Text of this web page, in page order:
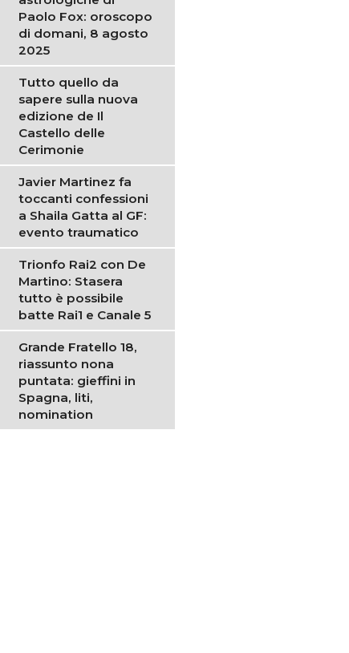
Paolo Fox: oroscopo
di domani, 8 agosto
2025
Tutto quello da
sapere sulla nuova
edizione de Il
Castello delle
Cerimonie
Javier Martinez fa
toccanti confessioni
a Shaila Gatta al GF:
evento traumatico
Trionfo Rai2 con De
Martino: Stasera
tutto è possibile
batte Rai1 e Canale 5
Grande Fratello 18,
riassunto nona
puntata: gieffini in
Spagna, liti,
nomination